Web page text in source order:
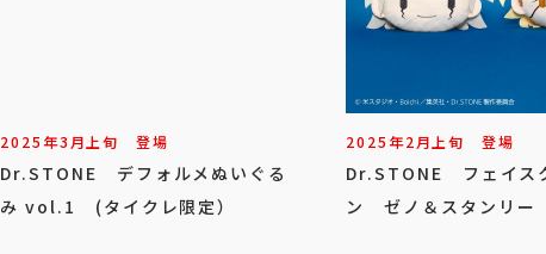
2025年3月上旬 登場
Dr.STONE デフォルメぬいぐる
み vol.1 (タイクレ限定）
2025年2月上旬 登場
Dr.STONE フェイス
ン ゼノ＆スタンリー